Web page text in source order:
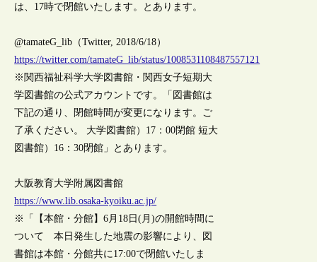
は、17時で閉館いたします。とあります。
@tamateG_lib（Twitter, 2018/6/18）
https://twitter.com/tamateG_lib/status/1008531108487557121
※関西福祉科学大学図書館・関西女子短期大
学図書館の公式アカウントです。「図書館は
下記の通り、閉館時間が変更になります。ご
了承ください。 大学図書館）17：00閉館 短大
図書館）16：30閉館」とあります。
大阪教育大学附属図書館
https://www.lib.osaka-kyoiku.ac.jp/
※「【本館・分館】6月18日(月)の開館時間に
ついて 本日発生した地震の影響により、図
書館は本館・分館共に17:00で閉館いたしま